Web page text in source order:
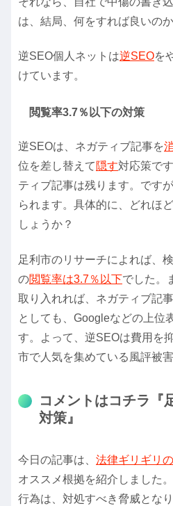
は、結局、何をすれば良いの
逆SEO個人ネットは逆SEOを
けています。
閲覧率3.7％以下の対策
逆SEOは、ネガティブ記事を
位を差し替えて 隠す対応策で
ティブ記事は残ります。です
られます。具体的に、どれほ
しょうか？
足利市のリサーチによれば、
の閲覧率は3.7％以下でした。
取り入れれば、ネガティブ記
としても、Googleなどの上位
す。よって、逆SEOは費用を
市で人気を集めている風評被
コメントはコチラ『
対策』
今日の記事は、 法律ギリギリ
オススメ根拠を紹介しました
行為は、対処すべき脅威とな